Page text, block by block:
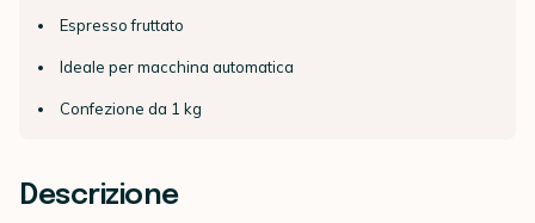
Espresso fruttato
Ideale per macchina automatica
Confezione da 1 kg
Descrizione